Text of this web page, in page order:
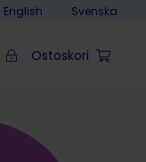
English Svenska
Ostoskori